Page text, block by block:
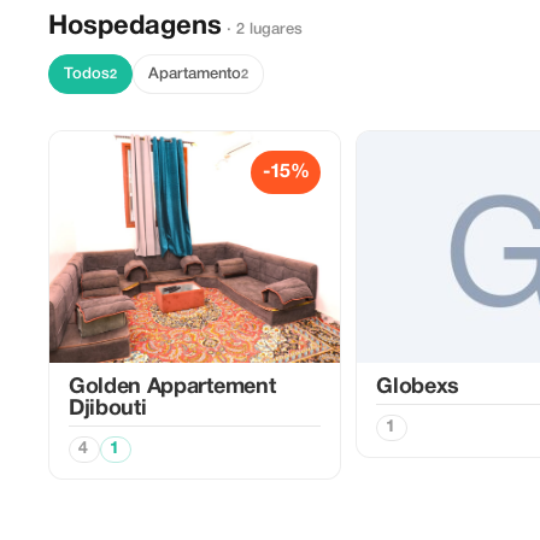
Hospedagens · 2 lugares
Todos2 Apartamento2
-15%
Golden Appartement
Djibouti
4 1
Globexs
1